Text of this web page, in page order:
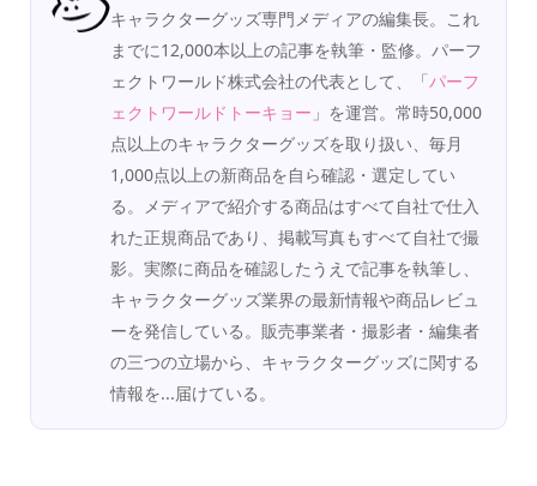
キャラクターグッズ専門メディアの編集長。これ
までに12,000本以上の記事を執筆・監修。パーフ
ェクトワールド株式会社の代表として、「パーフ
ェクトワールドトーキョー 」を運営。常時50,000
点以上のキャラクターグッズを取り扱い、毎月
1,000点以上の新商品を自ら確認・選定してい
る。メディアで紹介する商品はすべて自社で仕入
れた正規商品であり、掲載写真もすべて自社で撮
影。実際に商品を確認したうえで記事を執筆し、
キャラクターグッズ業界の最新情報や商品レビュ
ーを発信している。販売事業者・撮影者・編集者
の三つの立場から、キャラクターグッズに関する
情報を...届けている。